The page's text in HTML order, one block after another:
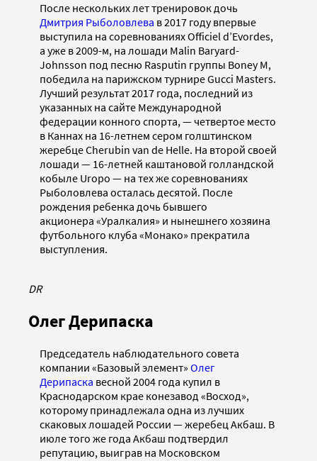
После нескольких лет тренировок дочь
Дмитрия Рыболовлева в 2017 году впервые
выступила на соревнованиях Officiel d’Evordes,
а уже в 2009-м, на лошади Malin Baryard-
Johnsson под песню Rasputin группы Boney M,
победила на парижском турнире Gucci Masters.
Лучший результат 2017 года, последний из
указанных на сайте Международной
федерации конного спорта, — четвертое место
в Каннах на 16-летнем сером голштинском
жеребце Cherubin van de Helle. На второй своей
лошади — 16-летней каштановой голландской
кобыле Uropo — на тех же соревнованиях
Рыболовлева осталась десятой. После
рождения ребенка дочь бывшего
акционера «Уралкалия» и нынешнего хозяина
футбольного клуба «Монако» прекратила
выступления.
DR
Олег Дерипаска
Председатель наблюдательного совета
компании «Базовый элемент» Олег
Дерипаска весной 2004 года купил в
Краснодарском крае конезавод «Восход»,
которому принадлежала одна из лучших
скаковых лошадей России — жеребец Акбаш. В
июле того же года Акбаш подтвердил
репутацию, выиграв на Московском